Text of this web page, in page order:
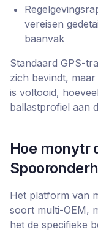
vereisen
baanvak
Standaard GPS-
zich bevindt,
is voltooid,
ballastprofiel aan
Hoe monytr
Het platform van
soort multi-OEM,
het de specifieke